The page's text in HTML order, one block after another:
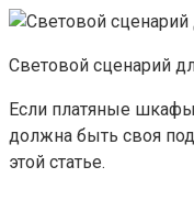
Световой сценарий
Если платяные шкафы
должна быть своя
этой статье.